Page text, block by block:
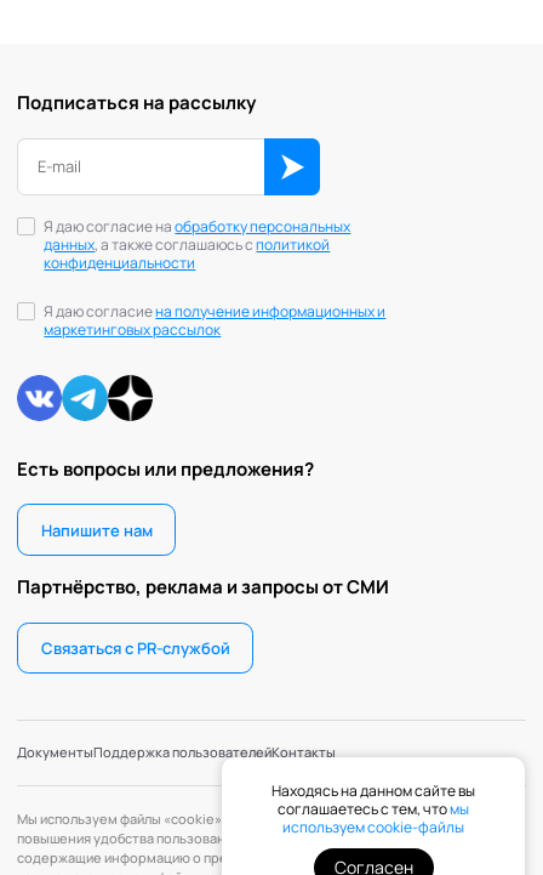
Есть вопросы или предложения?
Напишите нам
Партнёрство, реклама и запросы от СМИ
Связаться с PR-службой
Подписаться на рассылку
Я даю согласие наобработку персональных
данных, а также соглашаюсь сполитикой
конфиденциальности
Я даю согласиена получение информационных и
маркетинговых рассылок
ДокументыПоддержка пользователейКонтакты
Мы используем файлы «cookie» с целью персонализации сервисов и
повышения удобства пользования веб-сайтом. «Cookie» — файлы,
содержащие информацию о предыдущих посещениях веб-сайта. Если вы не
Находясь на данном сайте вы
соглашаетесь с тем, чтомы
используем cookie-файлы
Согласен